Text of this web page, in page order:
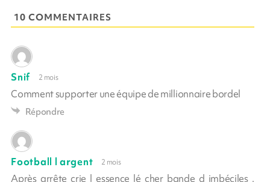
10 COMMENTAIRES
Snif 2 mois
Comment supporter une équipe de millionnaire bordel
Répondre
Football l argent 2 mois
Après arrête crie l essence lé cher bande d imbéciles .